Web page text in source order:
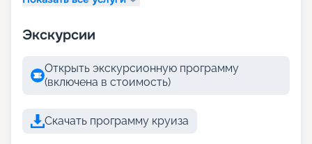
Экскурсии
Открыть экскурсионную программу
(включена в стоимость)
Скачать программу круиза